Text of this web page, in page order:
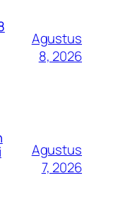
Agustus
8, 2026
Agustus
7, 2026